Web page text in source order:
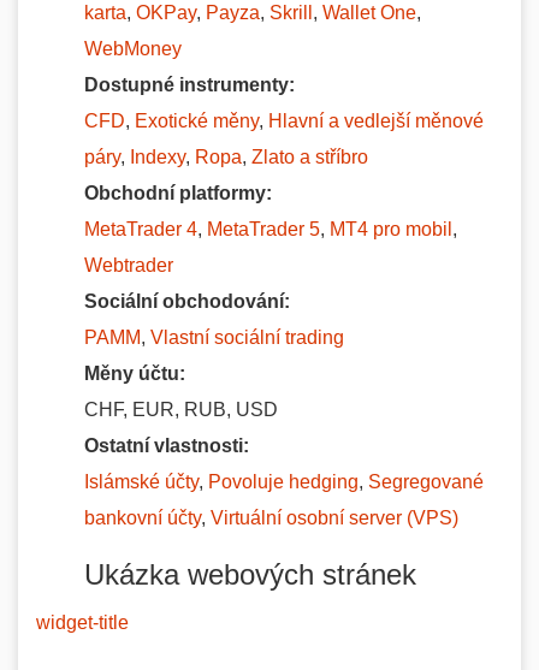
karta, OKPay, Payza, Skrill , Wallet One,
WebMoney
Dostupné instrumenty:
CFD, Exotické měny, Hlavní a vedlejší měnové
páry, Indexy, Ropa, Zlato a stříbro
Obchodní platformy:
MetaTrader 4, MetaTrader 5, MT4 pro mobil ,
Webtrader
Sociální obchodování:
PAMM, Vlastní sociální trading
Měny účtu:
CHF, EUR, RUB, USD
Ostatní vlastnosti:
Islámské účty, Povoluje hedging, Segregované
bankovní účty, Virtuální osobní server (VPS)
Ukázka webových stránek
widget-title